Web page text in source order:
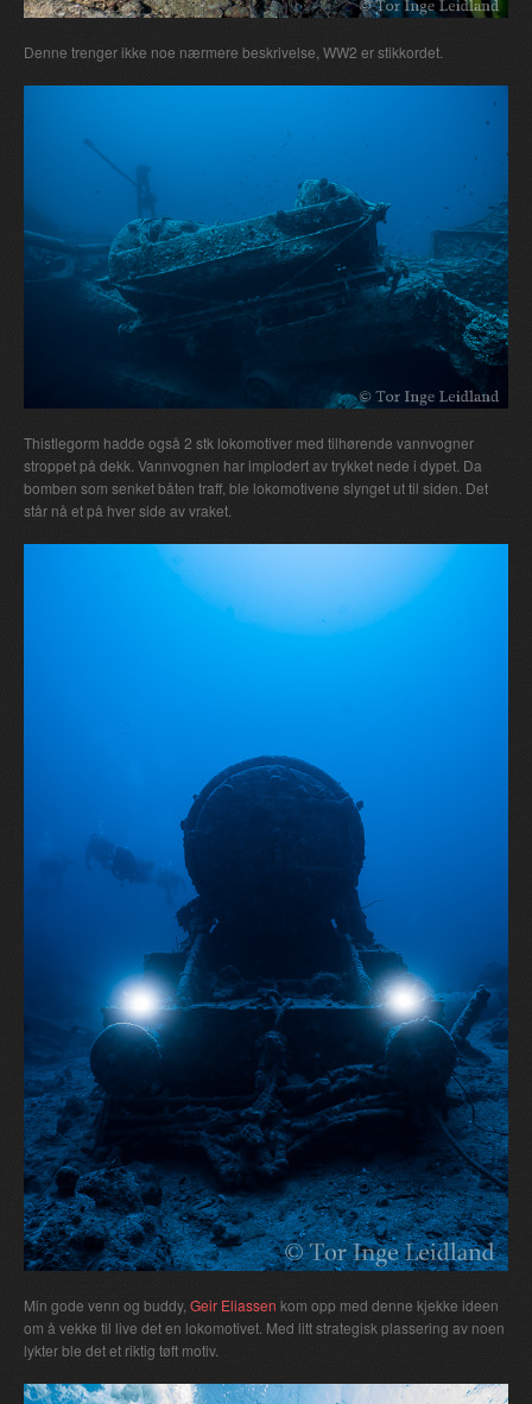
Denne trenger ikke noe nærmere beskrivelse, WW2 er stikkordet.
Thistlegorm hadde også 2 stk lokomotiver med tilhørende vannvogner
stroppet på dekk. Vannvognen har implodert av trykket nede i dypet. Da
bomben som senket båten traff, ble lokomotivene slynget ut til siden. Det
står nå et på hver side av vraket.
Min gode venn og buddy, Geir Eliassen kom opp med denne kjekke ideen
om å vekke til live det en lokomotivet. Med litt strategisk plassering av noen
lykter ble det et riktig tøft motiv.